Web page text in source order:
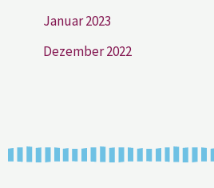
Januar 2023
Dezember 2022